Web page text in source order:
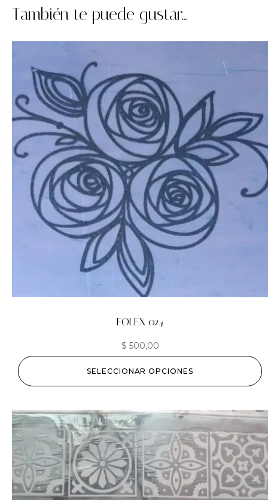
También te puede gustar...
FOLEX 024
$ 500,00
SELECCIONAR OPCIONES